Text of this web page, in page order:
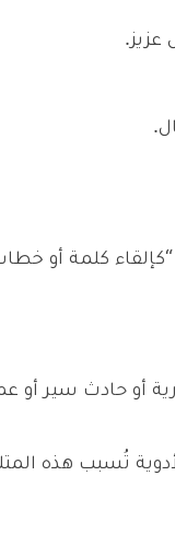
كلمة أو
أو حادث سير أو
تُسبب هذه